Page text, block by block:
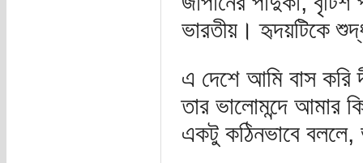
ভারতীয়। হৃদয়টিকে
এ দেশে আমি বাস করি
তার ভালোমন্দে আমার
একটু কঠিনভাবে